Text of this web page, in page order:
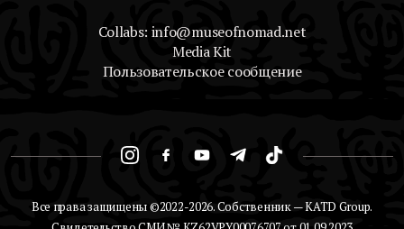
Collabs: info@museofnomad.net
Media Kit
Пользовательское сообщение
Все права защищены ©2022-2026. Собственник — KATD Group.